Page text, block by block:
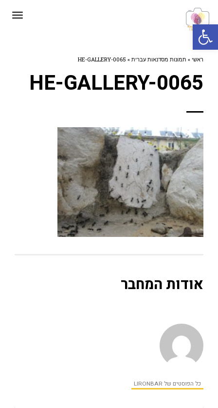
פתח סרגל נגישות
ראשי » תמונות מסדנאות עברית »
HE-GALLERY-0065
HE-GALLERY-0065
אודות המחבר
כל הפוסטים של LIRONBAR